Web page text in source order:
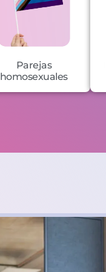
Parejas
homosexuales